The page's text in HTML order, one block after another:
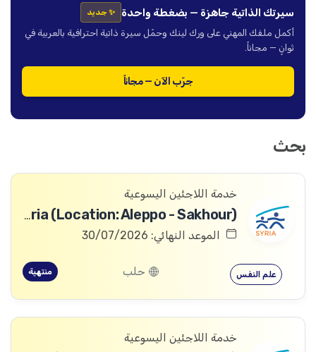
سيرتك الذاتية جاهزة — بضغطة واحدة ✨ جديد
أكمل ملفك المهني على ورك لينك وحمّل سيرة ذاتية احترافية بالعربية في
ثوانٍ — مجاناً.
جرّب الآن — مجاناً
بحث
خدمة اللاجئين اليسوعية
PSS Worker - JRS Syria (Location: Aleppo - Sakhour)
الموعد النهائي: 30/07/2026
علم النفس حلب منتهية
خدمة اللاجئين اليسوعية